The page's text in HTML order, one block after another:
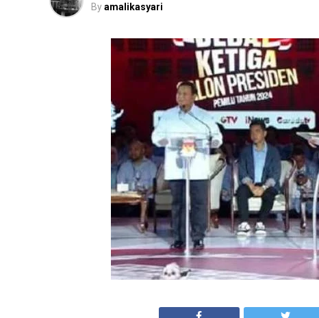
Byamalikasyari